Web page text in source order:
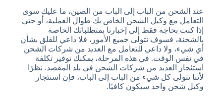
عند الشحن من الباب إلى الباب من الصين، ما عليك سوى
التعامل مع وكيل الشحن الخاص بك طوال العملية، أو حتى
إذا كنت بحاجة فقط إلى إخبارنا بمتطلباتك الخاصة
بالشحنة، فسوف نتولى جميع الأمور، فلا داعي للقلق بشأن
أي شيء، ولا داعي للتعامل مع العديد من شركات الشحن
في نفس الوقت. في هذه المرحلة، يمكنك توفير تكلفة
استئجار العديد من شركات الشحن في بلد المقصد. نظرًا
لأننا نتولى كل شيء من الباب إلى الباب، فإن استئجار
وكيل شحن واحد سيكون كافيًا.